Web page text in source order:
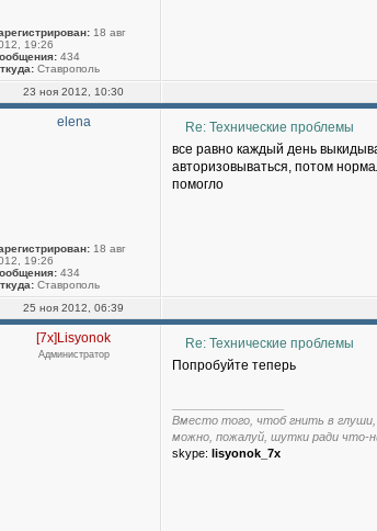
18 авг
19:26
434
Ставрополь
23 ноя 2012, 10:30
elena
18 авг
19:26
434
Ставрополь
Re: Технические проблемы
все равно каждый день
авторизовываться, потом
помогло
25 ноя 2012, 06:39
[7x]Lisyonok
Администратор
Re: Технические проблемы
Попробуйте теперь
Вместо того, чтоб гнить в
можно, пожалуй, шутки ради что-
skype: lisyonok_7x